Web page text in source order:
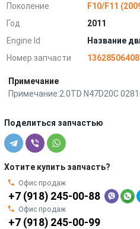
Поколение
F10/F11
Год
2011
Engine Id
Название
Номер запчасти
13628506408
Примечание
Примечание:2.0TD N47D20C
Поделиться запчастью
Хотите купить запчасть?
Офис продаж
+7 (918) 245-00-88
Офис продаж
+7 (918) 245-00-99